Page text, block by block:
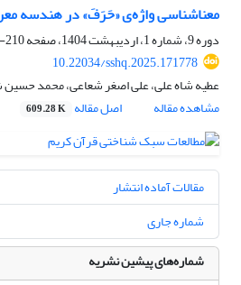
معناشناسی واژه‌ی «حَرَفَ» در هندسه
دوره 9، شماره 1، اردیبهشت 1404، صفحه
210-233
10.22034/sshq.2025.171778
عطیه شاه علی، علی اصغر شعاعی، محمد
مشاهده مقاله
اصل مقاله 609.28 K
مقالات آماده انتشار
شماره جاری
شماره‌های پیشین نشریه